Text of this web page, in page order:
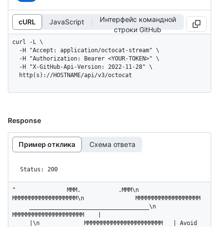
cURL JavaScript
Интерфейс командной
строки GitHub
curl -L \
  http(s)://HOSTNAME/api/v3/octocat
Response
Пример отклика Схема ответа
Status: 200
"               MMM.           .MMM\n
MMMMMMMMMMMMMMMMMMM\n               MMMMMMMMMMMMMMMMMMM
     ___________________________________\n
MMMMMMMMMMMMMMMMMMMMM    |
     |\n             MMMMMMMMMMMMMMMMMMMMMMM   | Avoid